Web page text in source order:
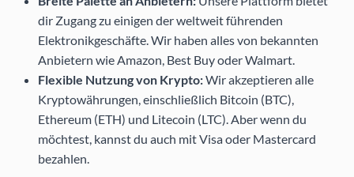
dir Zugang zu einigen der weltweit führenden
Elektronikgeschäfte. Wir haben alles von bekannten
Anbietern wieAmazon, Best BuyoderWalmart.
Flexible Nutzung von Krypto:Wir akzeptieren alle
Kryptowährungen, einschließlich Bitcoin (BTC),
Ethereum (ETH) und Litecoin (LTC). Aber wenn du
möchtest, kannst du auch mit Visa oder Mastercard
bezahlen.